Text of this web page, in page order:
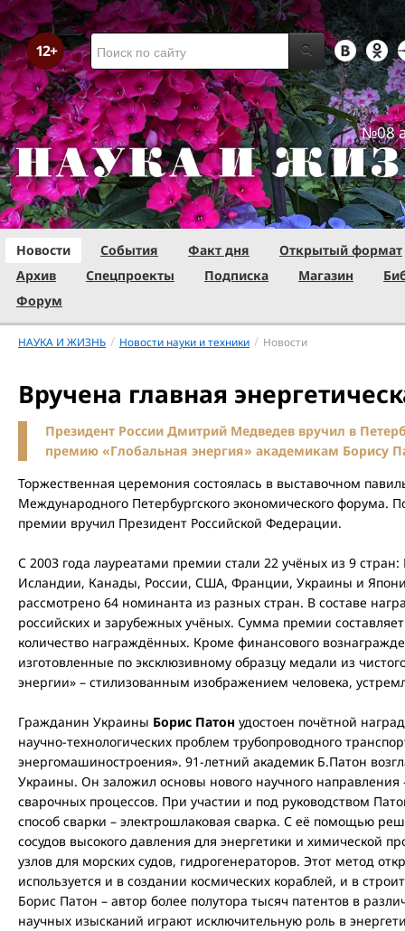
№08
Новости События Факт дня
Открытый формат
Архив
Спецпроекты Подписка Магазин
Форум
НАУКА И ЖИЗНЬ / Новости науки и техники / Новости
Вручена главная
Президент России Дмитрий Медведев вручил в
премию «Глобальная энергия» академикам Борису
Торжественная церемония состоялась в выставочном
Международного Петербургского экономического форума.
премии вручил Президент Российской Федерации.
С 2003 года лауреатами премии стали 22 учёных из 9
Исландии, Канады, России, США, Франции, Украины и
рассмотрено 64 номинанта из разных стран. В составе
российских и зарубежных учёных. Сумма премии
количество награждённых. Кроме финансового
изготовленные по эксклюзивному образцу медали из
энергии» – стилизованным изображением человека,
Гражданин Украины Борис Патон удостоен почётной
научно-технологических проблем трубопроводного
энергомашиностроения». 91-летний академик Б.Патон
Украины. Он заложил основы нового научного направления
сварочных процессов. При участии и под руководством
способ сварки – электрошлаковая сварка. С её помощью
сосудов высокого давления для энергетики и химической
узлов для морских судов, гидрогенераторов. Этот метод
используется и в создании космических кораблей, и в
Борис Патон – автор более полутора тысяч патентов в
научных изысканий играют исключительную роль в